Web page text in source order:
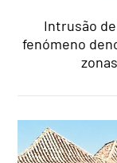
Intrusão
fenómeno